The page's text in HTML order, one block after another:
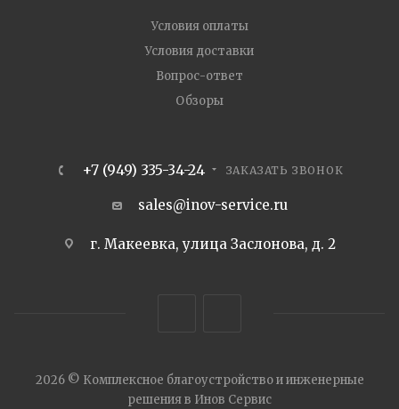
Условия оплаты
Условия доставки
Вопрос-ответ
Обзоры
+7 (949) 335-34-24 ЗАКАЗАТЬ ЗВОНОК
sales@inov-service.ru
г. Макеевка, улица Заслонова, д. 2
2026 © Комплексное благоустройство и инженерные
решения в Инов Сервис